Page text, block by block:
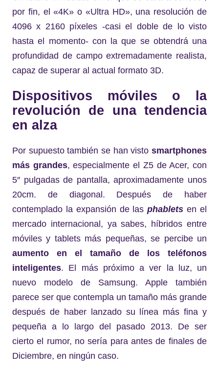
por fin, el «4K» o «Ultra HD», una resolución de
4096 x 2160 píxeles -casi el doble de lo visto
hasta el momento- con la que se obtendrá una
profundidad de campo extremadamente realista,
capaz de superar al actual formato 3D.
Dispositivos móviles o la
revolución de una tendencia
en alza
Por supuesto también se han visto smartphones
más grandes, especialmente el Z5 de Acer, con
5″ pulgadas de pantalla, aproximadamente unos
20cm. de diagonal. Después de haber
contemplado la expansión de lasphablets en el
mercado internacional, ya sabes, híbridos entre
móviles y tablets más pequeñas, se percibe un
aumento en el tamaño de los teléfonos
inteligentes. El más próximo a ver la luz, un
nuevo modelo de Samsung. Apple también
parece ser que contempla un tamaño más grande
después de haber lanzado su línea más fina y
pequeña a lo largo del pasado 2013. De ser
cierto el rumor, no sería para antes de finales de
Diciembre, en ningún caso.